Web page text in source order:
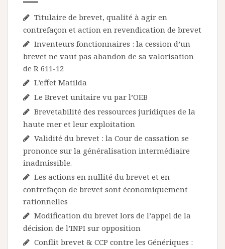
Titulaire de brevet, qualité à agir en
contrefaçon et action en revendication de brevet
Inventeurs fonctionnaires : la cession d’un
brevet ne vaut pas abandon de sa valorisation
de R 611-12
L’effet Matilda
Le Brevet unitaire vu par l’OEB
Brevetabilité des ressources juridiques de la
haute mer et leur exploitation
Validité du brevet : la Cour de cassation se
prononce sur la généralisation intermédiaire
inadmissible.
Les actions en nullité du brevet et en
contrefaçon de brevet sont économiquement
rationnelles
Modification du brevet lors de l’appel de la
décision de l’INPI sur opposition
Conflit brevet & CCP contre les Génériques :